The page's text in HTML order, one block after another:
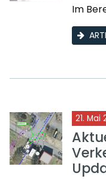
Im
21. Mai